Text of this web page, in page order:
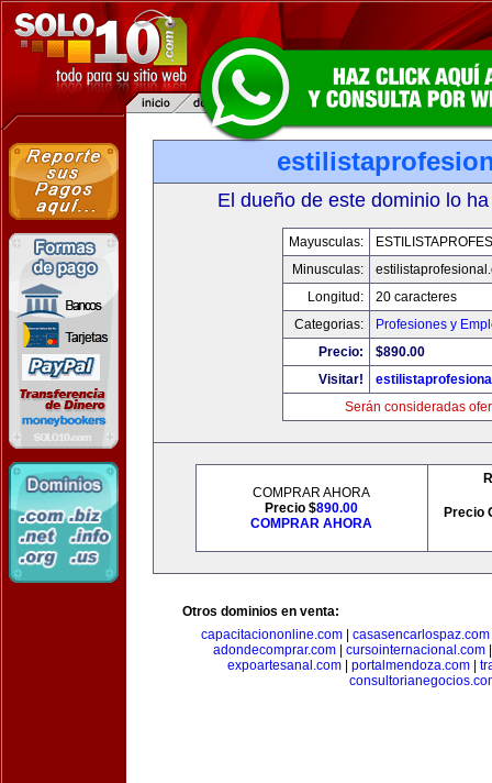
El dueño de este dominio lo
Mayusculas:
Minusculas:
Longitud:
20 caracteres
Categorias:
Profesiones y
Precio:
$890.00
Visitar!
Serán consideradas
COMPRAR AHORA
Precio $890.00
COMPRAR AHORA
Precio
Otros dominios en venta:
capacitaciononline.com
casasencarlospaz.com
adondecomprar.com| cursointernacional.com
expoartesanal.com| portalmendoza.com|